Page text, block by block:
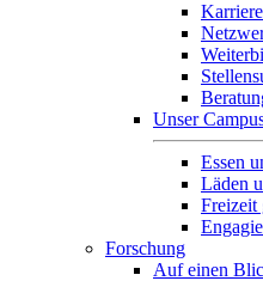
Unser
Essen
Läden
Freizeit
Forschung
Auf einen